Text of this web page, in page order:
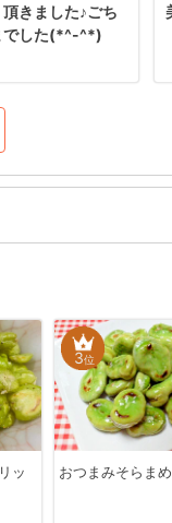
きました♪ごち
でした(*^-^*)
ッ
3位
おつまみそらま